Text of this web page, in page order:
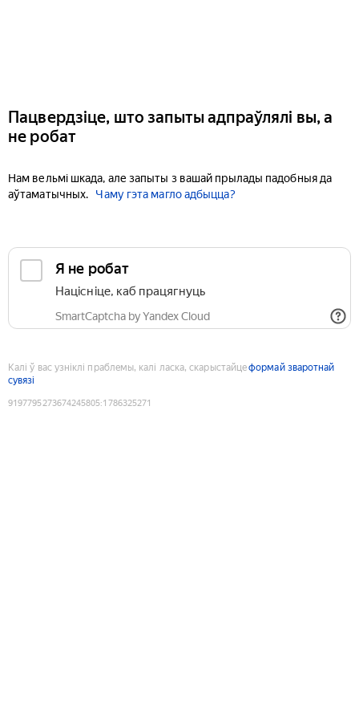
Пацвердзіце, што запыты адпраўлялі вы, а
не робат
Нам вельмі шкада, але запыты з вашай прылады падобныя да
аўтаматычных.
Чаму гэта магло адбыцца?
Я не робат
Націсніце, каб працягнуць
SmartCaptcha by Yandex Cloud
Калі ў вас узніклі праблемы, калі ласка, скарыстайцеформай зваротнай
сувязі
9197795273674245805:1786325271